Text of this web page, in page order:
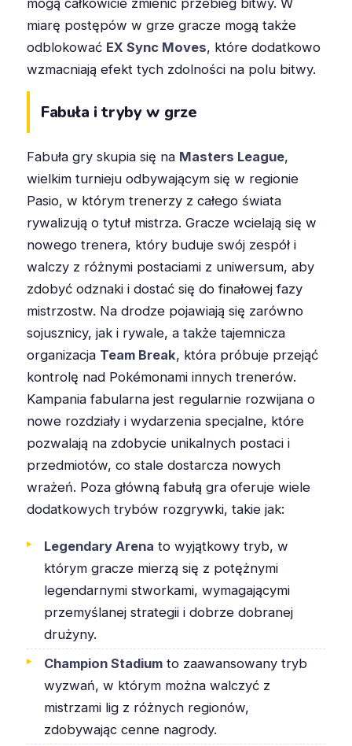
miarę postępów w grze gracze mogą także
odblokować EX Sync Moves, które dodatkowo
wzmacniają efekt tych zdolności na polu bitwy.
Fabuła i tryby w grze
Fabuła gry skupia się na Masters League,
wielkim turnieju odbywającym się w regionie
Pasio, w którym trenerzy z całego świata
rywalizują o tytuł mistrza. Gracze wcielają się w
nowego trenera, który buduje swój zespół i
walczy z różnymi postaciami z uniwersum, aby
zdobyć odznaki i dostać się do finałowej fazy
mistrzostw. Na drodze pojawiają się zarówno
sojusznicy, jak i rywale, a także tajemnicza
organizacja Team Break, która próbuje przejąć
kontrolę nad Pokémonami innych trenerów.
Kampania fabularna jest regularnie rozwijana o
nowe rozdziały i wydarzenia specjalne, które
pozwalają na zdobycie unikalnych postaci i
przedmiotów, co stale dostarcza nowych
wrażeń. Poza główną fabułą gra oferuje wiele
dodatkowych trybów rozgrywki, takie jak:
Legendary Arena to wyjątkowy tryb, w
którym gracze mierzą się z potężnymi
legendarnymi stworkami, wymagającymi
przemyślanej strategii i dobrze dobranej
drużyny.
Champion Stadium to zaawansowany tryb
wyzwań, w którym można walczyć z
mistrzami lig z różnych regionów,
zdobywając cenne nagrody.